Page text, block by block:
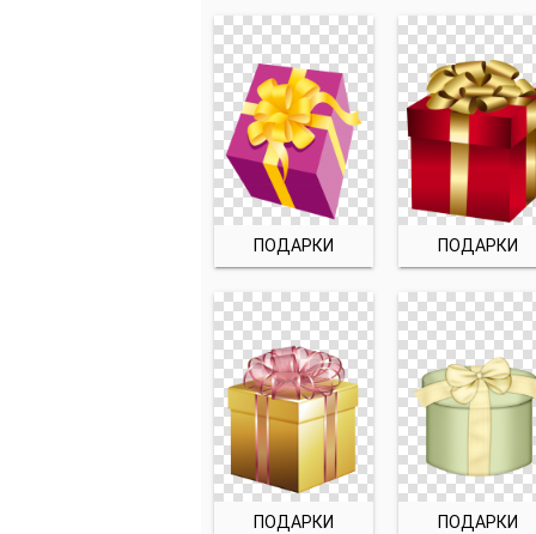
ПОДАРКИ ПОДАРКИ
ПОДАРКИ ПОДАРКИ